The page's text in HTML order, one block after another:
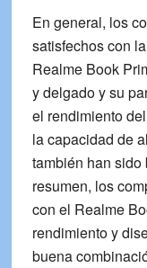
En general, los
satisfechos con la
Realme Book
y delgado y su
el rendimiento
la capacidad de
también han
resumen, los
con el Realme
rendimiento y
buena